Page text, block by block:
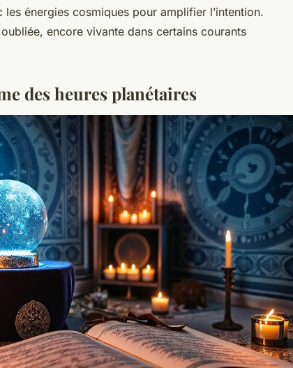
les énergies cosmiques pour amplifier l’intention.
encore vivante dans certains courants
des heures planétaires